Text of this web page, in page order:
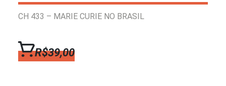
CH 433 – MARIE CURIE NO BRASIL
R$39,00